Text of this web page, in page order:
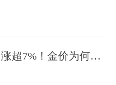
超7%！金价为何突